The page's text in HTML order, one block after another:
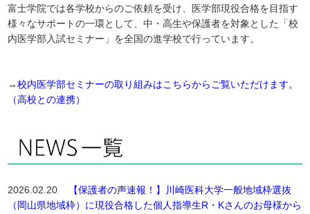
富士学院では各学校からのご依頼を受け、医学部現役合格を目指す
様々なサポートの一環として、中・高生や保護者を対象とした「校
内医学部入試セミナー」を全国の進学校で行っています。
→校内医学部セミナーの取り組みはこちらからご覧いただけます。
（高校との連携）
2026.02.20
【保護者の声速報！】川崎医科大学一般地域枠選抜
（岡山県地域枠）に現役合格した個人指導生R・Kさんのお母様から